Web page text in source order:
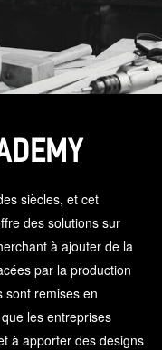
siècles, et cet
des solutions sur
à ajouter de la
par la production
sont remises en
les entreprises
à apporter des designs